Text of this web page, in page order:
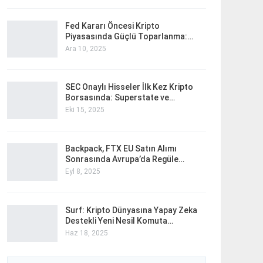
Fed Kararı Öncesi Kripto
Piyasasında Güçlü Toparlanma:…
Ara 10, 2025
SEC Onaylı Hisseler İlk Kez Kripto
Borsasında: Superstate ve…
Eki 15, 2025
Backpack, FTX EU Satın Alımı
Sonrasında Avrupa’da Regüle…
Eyl 8, 2025
Surf: Kripto Dünyasına Yapay Zeka
Destekli Yeni Nesil Komuta…
Haz 18, 2025